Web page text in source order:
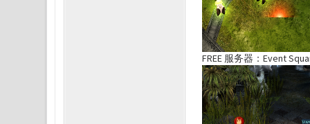
FREE 服务器：Event